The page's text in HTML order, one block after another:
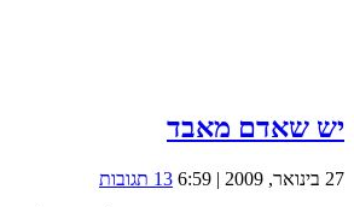
יש שאדם מאבד
27 בינואר, 2009 | 6:59
13 תגובות